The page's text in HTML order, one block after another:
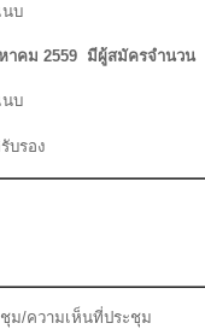
นบ
าคม 2559 มีผู้สมัครจำนว
นบ
บรอง
ชุม/ความเห็นที่ประชุม